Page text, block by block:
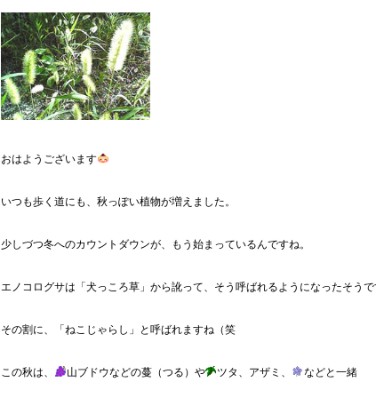
おはようございます
いつも歩く道にも、秋っぽい植物が増えました。
少しづつ冬へのカウントダウンが、もう始まっているんですね。
エノコログサは「犬っころ草」から訛って、そう呼ばれるようになったそう
その割に、「ねこじゃらし」と呼ばれますね（笑
この秋は、 山ブドウなどの蔓（つる）や ツタ、アザミ、 などと一緒